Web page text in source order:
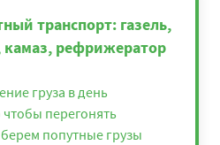
транспорт: газель,
рефрижератор
груза в день
чтобы перегонять
попутные грузы